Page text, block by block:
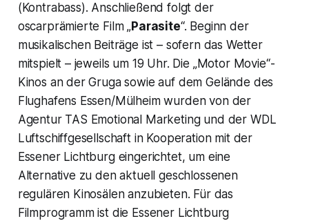
(Kontrabass). Anschließend folgt der
oscarprämierte Film „Parasite“. Beginn der
musikalischen Beiträge ist – sofern das Wetter
mitspielt – jeweils um 19 Uhr. Die „Motor Movie“-
Kinos an der Gruga sowie auf dem Gelände des
Flughafens Essen/Mülheim wurden von der
Agentur TAS Emotional Marketing und der WDL
Luftschiffgesellschaft in Kooperation mit der
Essener Lichtburg eingerichtet, um eine
Alternative zu den aktuell geschlossenen
regulären Kinosälen anzubieten. Für das
Filmprogramm ist die Essener Lichtburg